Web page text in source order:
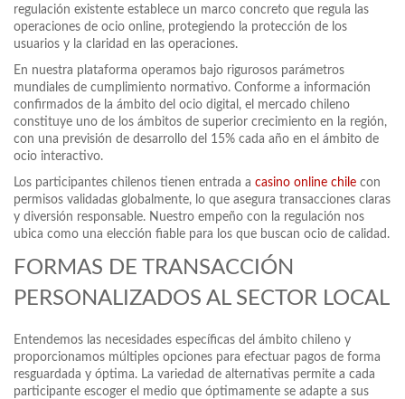
regulación existente establece un marco concreto que regula las
operaciones de ocio online, protegiendo la protección de los
usuarios y la claridad en las operaciones.
En nuestra plataforma operamos bajo rigurosos parámetros
mundiales de cumplimiento normativo. Conforme a información
confirmados de la ámbito del ocio digital, el mercado chileno
constituye uno de los ámbitos de superior crecimiento en la región,
con una previsión de desarrollo del 15% cada año en el ámbito de
ocio interactivo.
Los participantes chilenos tienen entrada a casino online chile con
permisos validadas globalmente, lo que asegura transacciones claras
y diversión responsable. Nuestro empeño con la regulación nos
ubica como una elección fiable para los que buscan ocio de calidad.
FORMAS DE TRANSACCIÓN
PERSONALIZADOS AL SECTOR LOCAL
Entendemos las necesidades específicas del ámbito chileno y
proporcionamos múltiples opciones para efectuar pagos de forma
resguardada y óptima. La variedad de alternativas permite a cada
participante escoger el medio que óptimamente se adapte a sus